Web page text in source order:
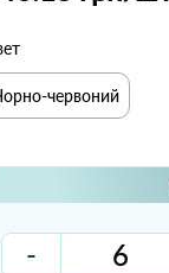
червоний
-